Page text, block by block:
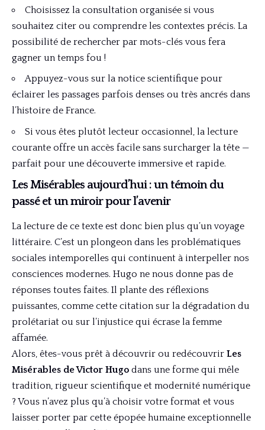
Choisissez la consultation organisée si vous
souhaitez citer ou comprendre les contextes précis. La
possibilité de rechercher par mots-clés vous fera
gagner un temps fou !
Appuyez-vous sur la notice scientifique pour
éclairer les passages parfois denses ou très ancrés dans
l’histoire de France.
Si vous êtes plutôt lecteur occasionnel, la lecture
courante offre un accès facile sans surcharger la tête —
parfait pour une découverte immersive et rapide.
Les Misérables aujourd’hui : un témoin du
passé et un miroir pour l’avenir
La lecture de ce texte est donc bien plus qu’un voyage
littéraire. C’est un plongeon dans les problématiques
sociales intemporelles qui continuent à interpeller nos
consciences modernes. Hugo ne nous donne pas de
réponses toutes faites. Il plante des réflexions
puissantes, comme cette citation sur la dégradation du
prolétariat ou sur l’injustice qui écrase la femme
affamée.
Alors, êtes-vous prêt à découvrir ou redécouvrir Les
Misérables de Victor Hugo dans une forme qui mêle
tradition, rigueur scientifique et modernité numérique
? Vous n’avez plus qu’à choisir votre format et vous
laisser porter par cette épopée humaine exceptionnelle